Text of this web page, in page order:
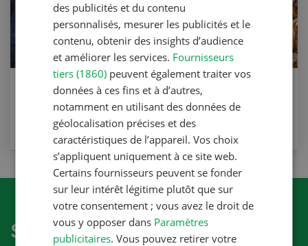
Recette pipes d'orgue (omelettes au
four)
VERS LA RECETTE
S'abonner à la newletter
des publicités et du contenu
personnalisés, mesurer les publicités et le
contenu, obtenir des insights d’audience
et améliorer les services. Fournisseurs
tiers (1860) peuvent également traiter vos
données à ces fins et à d’autres,
notamment en utilisant des données de
géolocalisation précises et des
caractéristiques de l’appareil. Vos choix
s’appliquent uniquement à ce site web.
Certains fournisseurs peuvent se fonder
sur leur intérêt légitime plutôt que sur
votre consentement ; vous avez le droit de
vous y opposer dans Paramètres
publicitaires. Vous pouvez retirer votre